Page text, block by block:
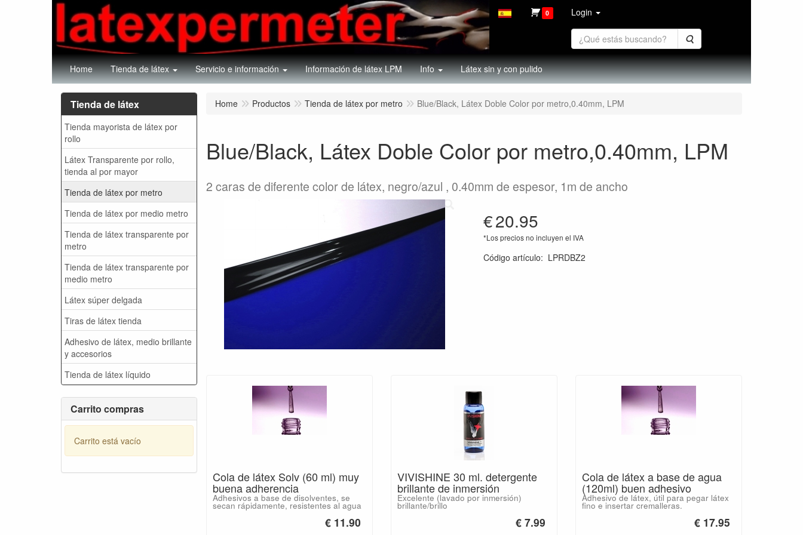
0 Login
Buscar
Home Tienda de látex Servicio e información Información de látex LPM Info Látex sin y con pulido
Tienda de látex
Tienda mayorista de látex por
rollo
Látex Transparente por rollo,
tienda al por mayor
Tienda de látex por metro
Tienda de látex por medio metro
Tienda de látex transparente por
metro
Tienda de látex transparente por
medio metro
Látex súper delgada
Tiras de látex tienda
Adhesivo de látex, medio brillante
y accesorios
Tienda de látex líquido
Carrito compras
Carrito está vacío
Home Productos Tienda de látex por metro Blue/Black, Látex Doble Color por metro,0.40mm, LPM
Blue/Black, Látex Doble Color por metro,0.40mm, LPM
2 caras de diferente color de látex, negro/azul , 0.40mm de espesor, 1m de ancho
€20.95
*Los precios no incluyen el IVA
Código artículo: LPRDBZ2
Cola de látex Solv (60 ml) muy
buena adherencia
Adhesivos a base de disolventes, se
secan rápidamente, resistentes al agua
€ 11.90
VIVISHINE 30 ml. detergente
brillante de inmersión
Excelente (lavado por inmersión)
brillante/brillo
€ 7.99
Cola de látex a base de agua
(120ml) buen adhesivo
Adhesivo de látex, útil para pegar látex
fino e insertar cremalleras.
€ 17.95